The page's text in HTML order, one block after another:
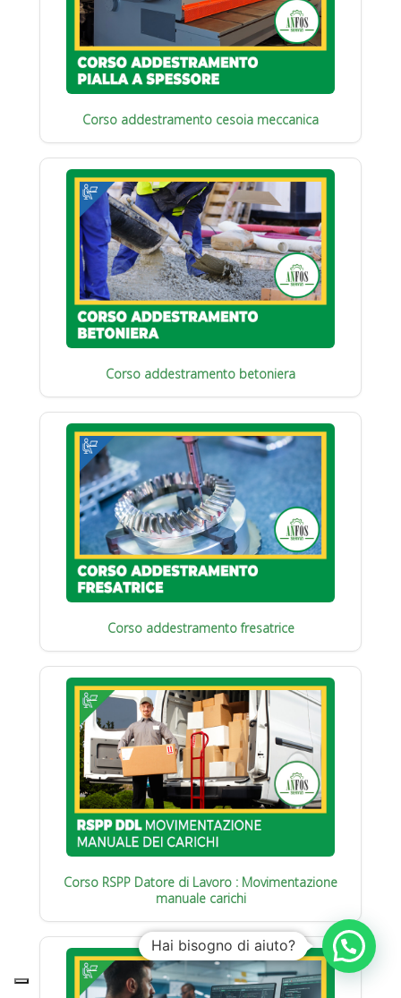
Corso addestramento cesoia meccanica
Corso addestramento betoniera
Corso addestramento fresatrice
Corso RSPP Datore di Lavoro : Movimentazione
manuale carichi
Hai bisogno di aiuto?